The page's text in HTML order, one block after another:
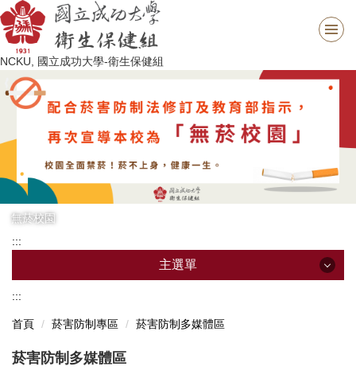
跳
到
主
要
內
容
區
NCKU, 國立成功大學-衛生保健組
無菸校園
:::
主選單
最新消息
:::
首頁 菸害防制專區 菸害防制多媒體區
菸害防制多媒體區